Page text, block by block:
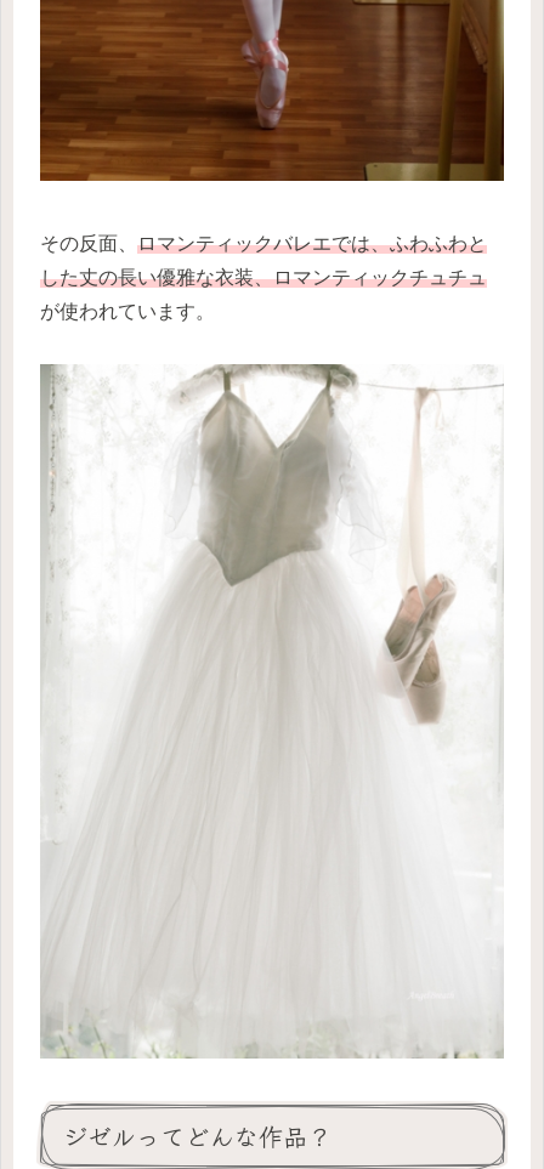
その反面、 ロマンティックバレエでは、ふわふわと
した丈の長い優雅な衣装、ロマンティックチュチュ
が使われています。
ジゼルってどんな作品？